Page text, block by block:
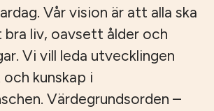
Vår vision är att alla ska
liv, oavsett ålder och
Vi vill leda utvecklingen
kunskap i
Värdegrundsorden –